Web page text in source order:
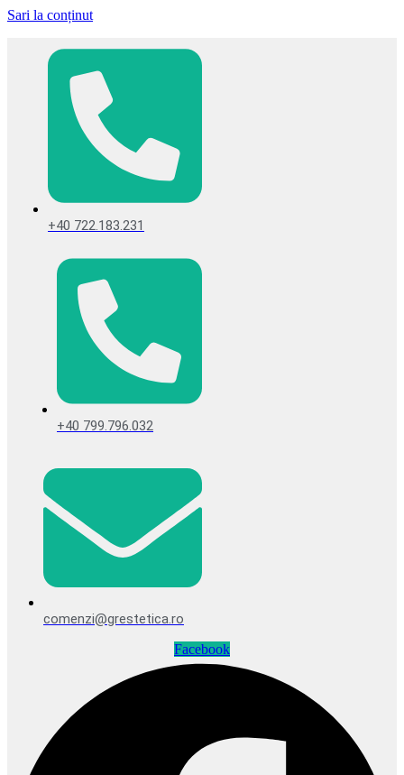
Sari la conținut
+40 722.183.231
+40 799.796.032
comenzi@grestetica.ro
Facebook